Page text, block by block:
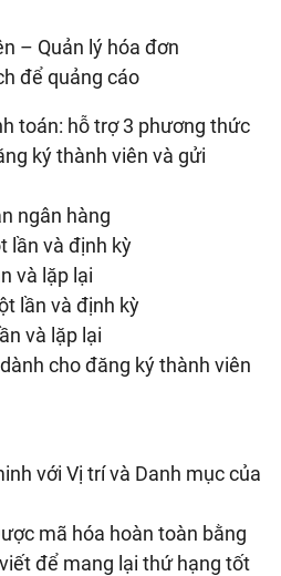
– Quản lý hóa đơn
để quảng cáo
toán: hỗ trợ 3 phương thức
ký thành viên và gửi
ngân hàng
lần và định kỳ
và lặp lại
lần và định kỳ
và lặp lại
cho đăng ký thành viên
với Vị trí và Danh mục của
mã hóa hoàn toàn bằng
để mang lại thứ hạng tốt